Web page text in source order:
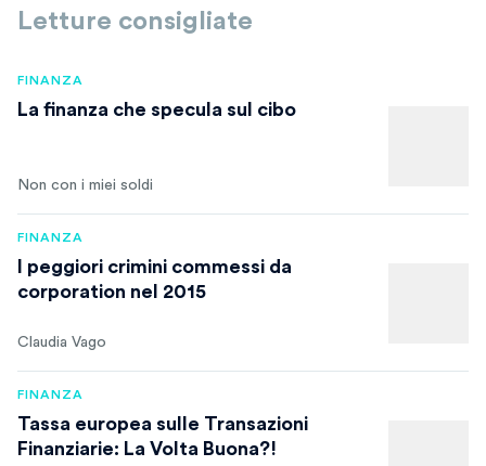
Letture consigliate
FINANZA
La finanza che specula sul cibo
Non con i miei soldi
FINANZA
I peggiori crimini commessi da
corporation nel 2015
Claudia Vago
FINANZA
Tassa europea sulle Transazioni
Finanziarie: La Volta Buona?!